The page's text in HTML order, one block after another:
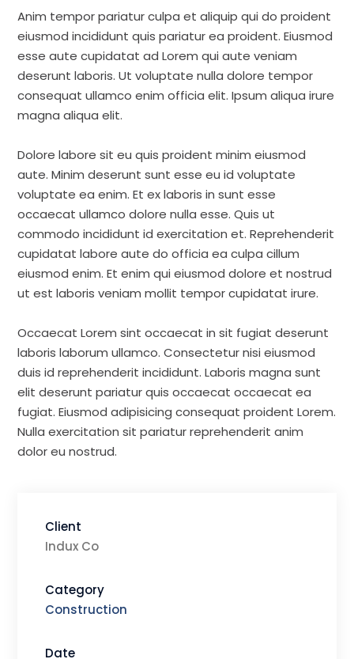
Anim tempor pariatur culpa et aliquip qui do proident
eiusmod incididunt quis pariatur ea proident. Eiusmod
esse aute cupidatat ad Lorem qui aute veniam
deserunt laboris. Ut voluptate nulla dolore tempor
consequat ullamco enim officia elit. Ipsum aliqua irure
magna aliqua elit.
Dolore labore sit eu quis proident minim eiusmod
aute. Minim deserunt sunt esse eu id voluptate
voluptate ea enim. Et ex laboris in sunt esse
occaecat ullamco dolore nulla esse. Quis ut
commodo incididunt id exercitation et. Reprehenderit
cupidatat labore aute do officia ea culpa cillum
eiusmod enim. Et enim qui eiusmod dolore et nostrud
ut est laboris veniam mollit tempor cupidatat irure.
Occaecat Lorem sint occaecat in sit fugiat deserunt
laboris laborum ullamco. Consectetur nisi eiusmod
duis id reprehenderit incididunt. Laboris magna sunt
elit deserunt pariatur quis occaecat occaecat ea
fugiat. Eiusmod adipisicing consequat proident Lorem.
Nulla exercitation sit pariatur reprehenderit anim
dolor eu nostrud.
Client
Indux Co
Category
Construction
Date